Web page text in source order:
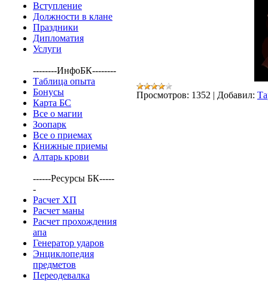
Вступление
Должности в клане
Праздники
Дипломатия
Услуги
--------ИнфоБК--------
Таблица опыта
Бонусы
Карта БС
Все о магии
Зоопарк
Все о приемах
Книжные приемы
Алтарь крови
------Ресурсы БК-----
-
Расчет ХП
Расчет маны
Расчет прохождения
апа
Генератор ударов
Энциклопедия
предметов
Переодевалка
Просмотров: 1352 | Добавил: